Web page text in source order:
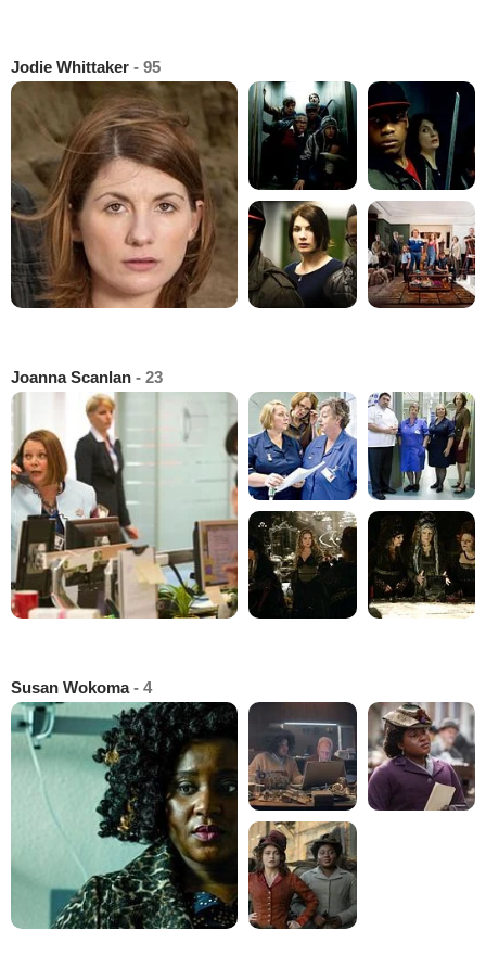
Jodie Whittaker - 95
Joanna Scanlan - 23
Susan Wokoma- 4